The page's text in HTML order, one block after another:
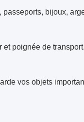
bijoux,
et poignée de transport.
vos objets